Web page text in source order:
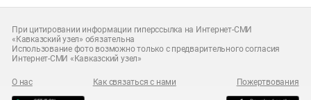
При цитировании информации гиперссылка на Интернет-СМИ
«Кавказский узел» обязательна
Использование фото возможно только с предварительного согласия
Интернет-СМИ «Кавказский узел»
О нас Как связаться с нами Пожертвования